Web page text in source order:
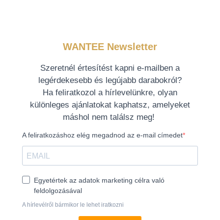
WANTEE Newsletter
Szeretnél értesítést kapni e-mailben a
legérdekesebb és legújabb darabokról?
Ha feliratkozol a hírlevelünkre, olyan
különleges ajánlatokat kaphatsz, amelyeket
máshol nem találsz meg!
A feliratkozáshoz elég megadnod az e-mail címedet
Egyetértek az adatok marketing célra való
feldolgozásával
A hírlevélről bármikor le lehet iratkozni